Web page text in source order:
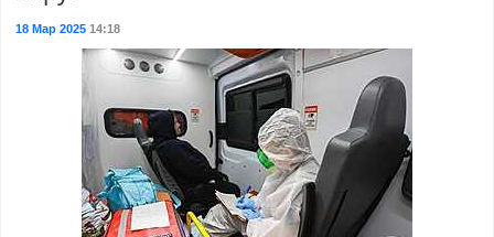
18 Мар 202514:18